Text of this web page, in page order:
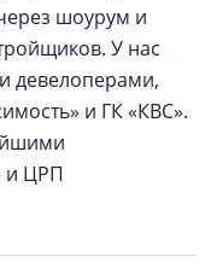
шоурум и
У нас
девелоперами,
и ГК «КВС».
и ЦРП